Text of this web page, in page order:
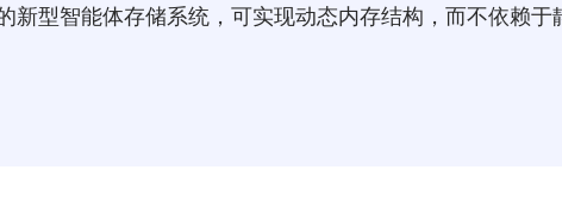
新型智能体存储系统，可实现动态内存结构，而不依赖